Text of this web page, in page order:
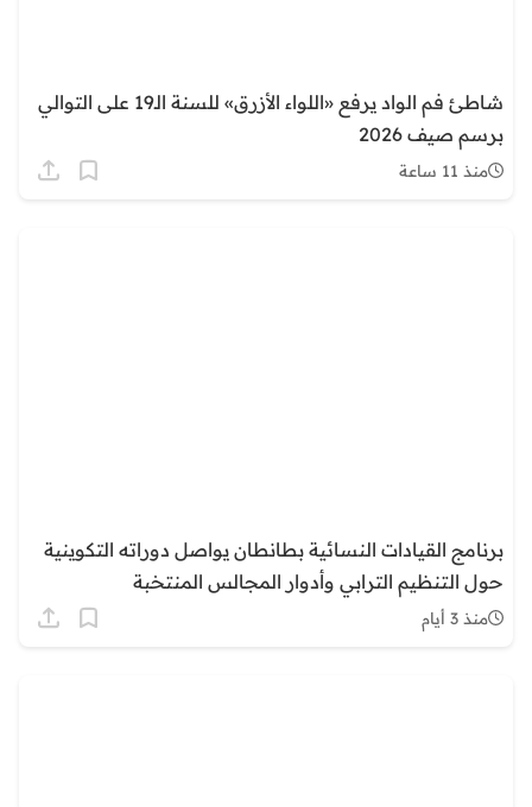
شاطئ فم الواد يرفع «اللواء الأزرق» للسنة الـ19 على التوالي
برسم صيف 2026
منذ 11 ساعة
برنامج القيادات النسائية بطانطان يواصل دوراته التكوينية
حول التنظيم الترابي وأدوار المجالس المنتخبة
منذ 3 أيام